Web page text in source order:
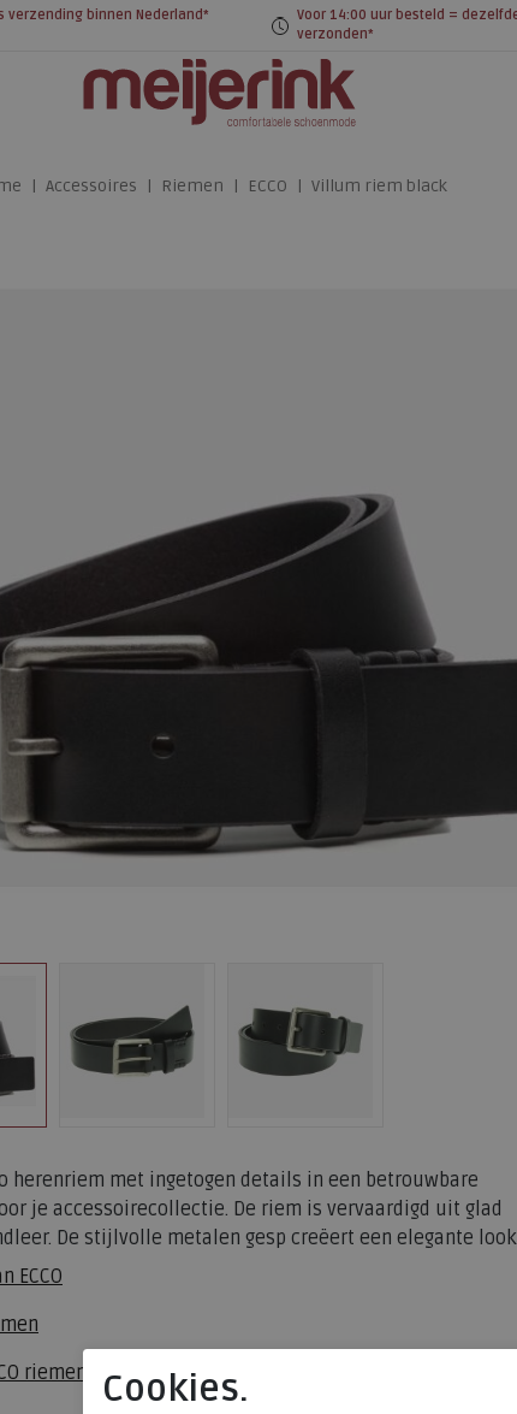
verzending binnen Nederland*
Voor 14:00 uur besteld =
verzonden*
Accessoires Riemen ECCO Villum riem black
herenriem met ingetogen details in een betrouwbare
je accessoirecollectie. De riem is vervaardigd uit glad
De stijlvolle metalen gesp creëert een elegante
ECCO
riemen Cookies.